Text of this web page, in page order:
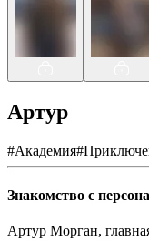
Артур
#Академия#
Знакомство с
Артур Морган,